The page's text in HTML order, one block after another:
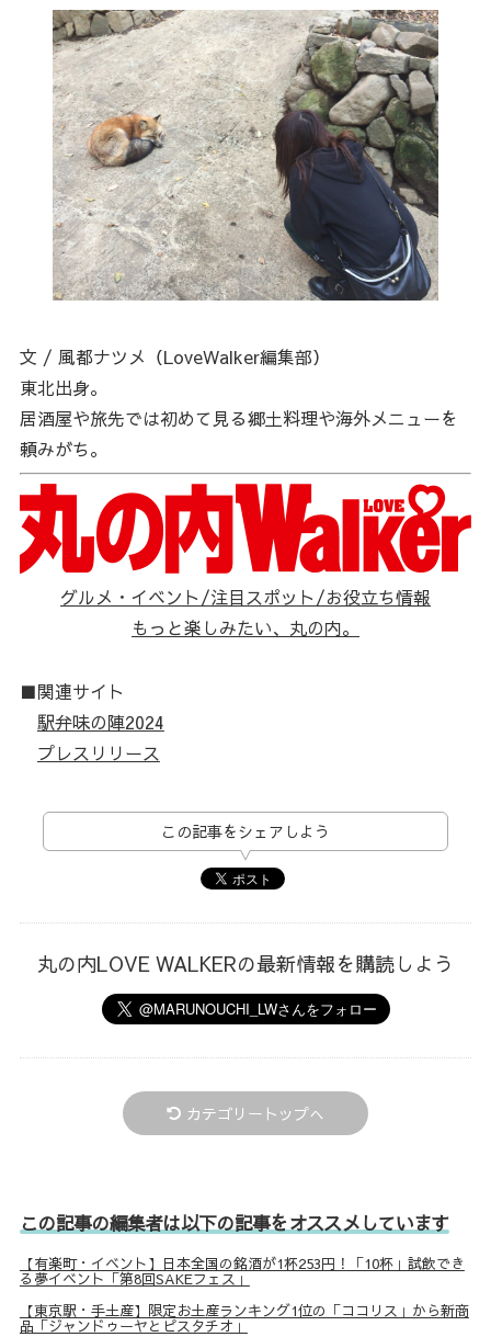
文 / 風都ナツメ（LoveWalker編集部）
東北出身。
居酒屋や旅先では初めて見る郷土料理や海外メニューを
頼みがち。
グルメ・イベント/注目スポット/お役立ち情報
もっと楽しみたい、丸の内。
■関連サイト
駅弁味の陣2024
プレスリリース
この記事をシェアしよう
丸の内LOVE WALKERの最新情報を購読しよう
カテゴリートップへ
この記事の編集者は以下の記事をオススメしています
【有楽町・イベント】日本全国の銘酒が1杯253円！「10杯」試飲でき
る夢イベント「第8回SAKEフェス」
【東京駅・手土産】限定お土産ランキング1位の「ココリス」から新商
品「ジャンドゥーヤとピスタチオ」